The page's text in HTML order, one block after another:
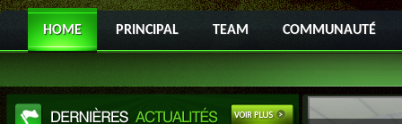
HOME PRINCIPAL TEAM COMMUNAUTÉ